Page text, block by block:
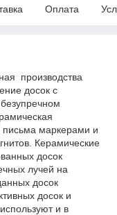
Оплата
производства
досок с
письма маркерами и
Керамические
досок
лучей на
досок
досок и
и в